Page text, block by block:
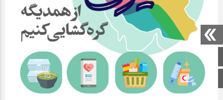
صفحه اصلی
اینستاگرام